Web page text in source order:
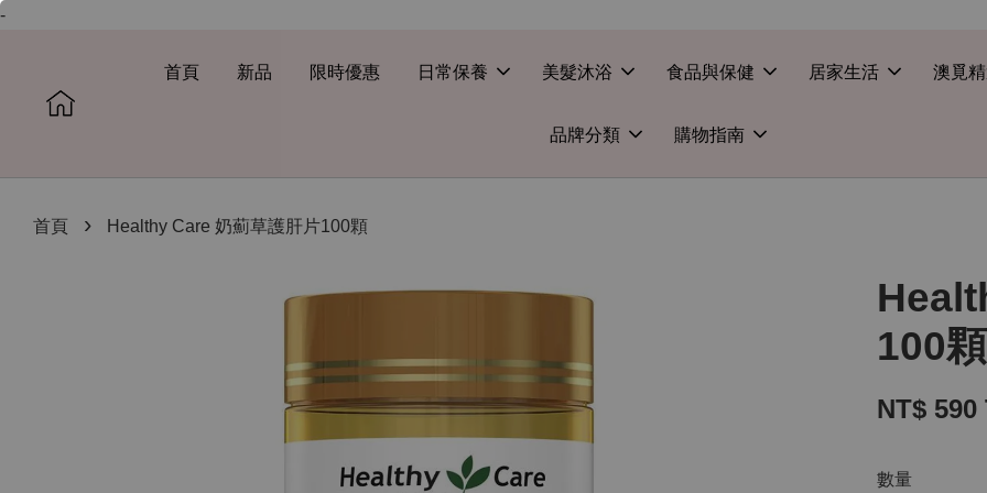
-
首頁 新品 限時優惠 日常保養 美髮沐浴 食品與保健 居家生活 澳覓
品牌分類 購物指南
首頁 › Healthy Care 奶薊草護肝片100顆
100顆
NT$ 590
數量